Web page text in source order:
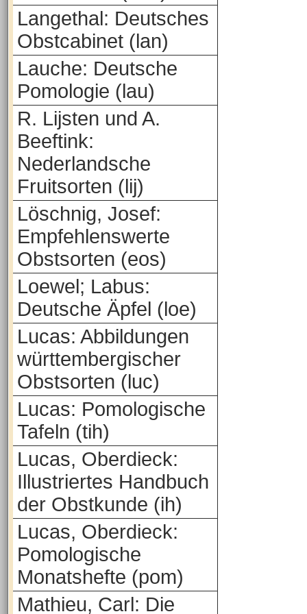
Langethal: Deutsches
Obstcabinet (lan)
Lauche: Deutsche
Pomologie (lau)
R. Lijsten und A.
Beeftink:
Nederlandsche
Fruitsorten (lij)
Löschnig, Josef:
Empfehlenswerte
Obstsorten (eos)
Loewel; Labus:
Deutsche Äpfel (loe)
Lucas: Abbildungen
württembergischer
Obstsorten (luc)
Lucas: Pomologische
Tafeln (tih)
Lucas, Oberdieck:
Illustriertes Handbuch
der Obstkunde (ih)
Lucas, Oberdieck:
Pomologische
Monatshefte (pom)
Mathieu, Carl: Die